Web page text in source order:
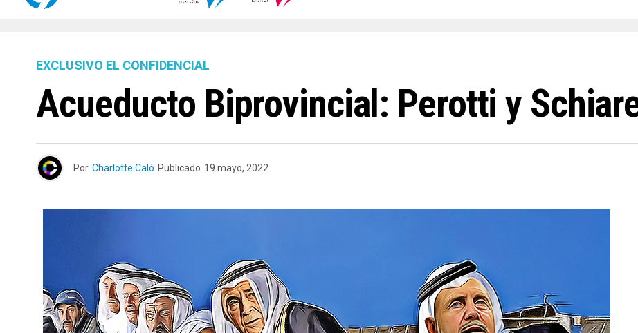
EXCLUSIVO EL CONFIDENCIAL
Acueducto Biprovincial: Perotti y
Por Charlotte Caló Publicado 19 mayo, 2022